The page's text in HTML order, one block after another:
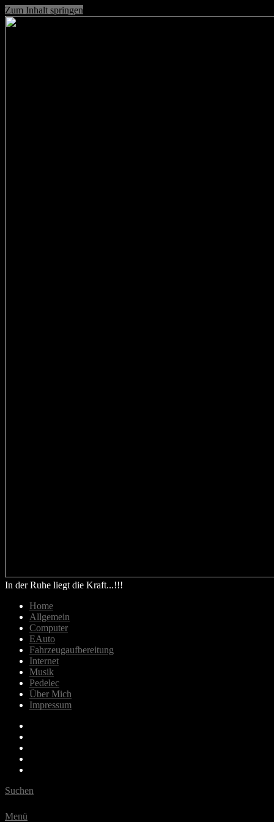
Zum Inhalt springen
In der Ruhe liegt die Kraft...!!!
Home
Allgemein
Computer
EAuto
Fahrzeugaufbereitung
Internet
Musik
Pedelec
Über Mich
Impressum
Suchen
Menü